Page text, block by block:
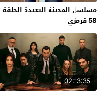
مسلسل المدينة البعيدة الحلقة
58 قرمزي
02:13:35